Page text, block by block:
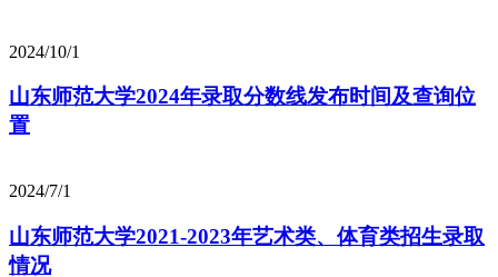
2024/10/1
山东师范大学2024年录取分数线发布时间及查询位
置
2024/7/1
山东师范大学2021-2023年艺术类、体育类招生录取
情况